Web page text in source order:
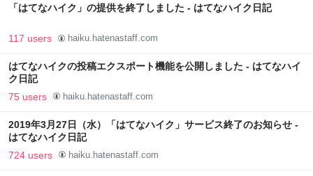
「はてなハイク」の提供を終了しました - はてなハイク日記
117 users haiku.hatenastaff.com
はてなハイクの投稿エクスポート機能を公開しました - はてなハイ
ク日記
75 users haiku.hatenastaff.com
2019年3月27日（水）「はてなハイク」サービス終了のお知らせ -
はてなハイク日記
724 users haiku.hatenastaff.com